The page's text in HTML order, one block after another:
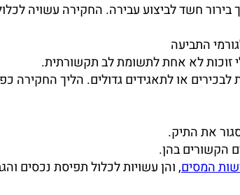
חשד לביצוע עבירה. החקירה עשויה
התביעה
זוכות לא אחת לתשומת לב תקשורתית.
לבכירים או לתאגידים גדולים. הליך החקירה
את התיק.
הקשורים בהן.
המסים, והן עשויות לכלול תפיסת נכסים